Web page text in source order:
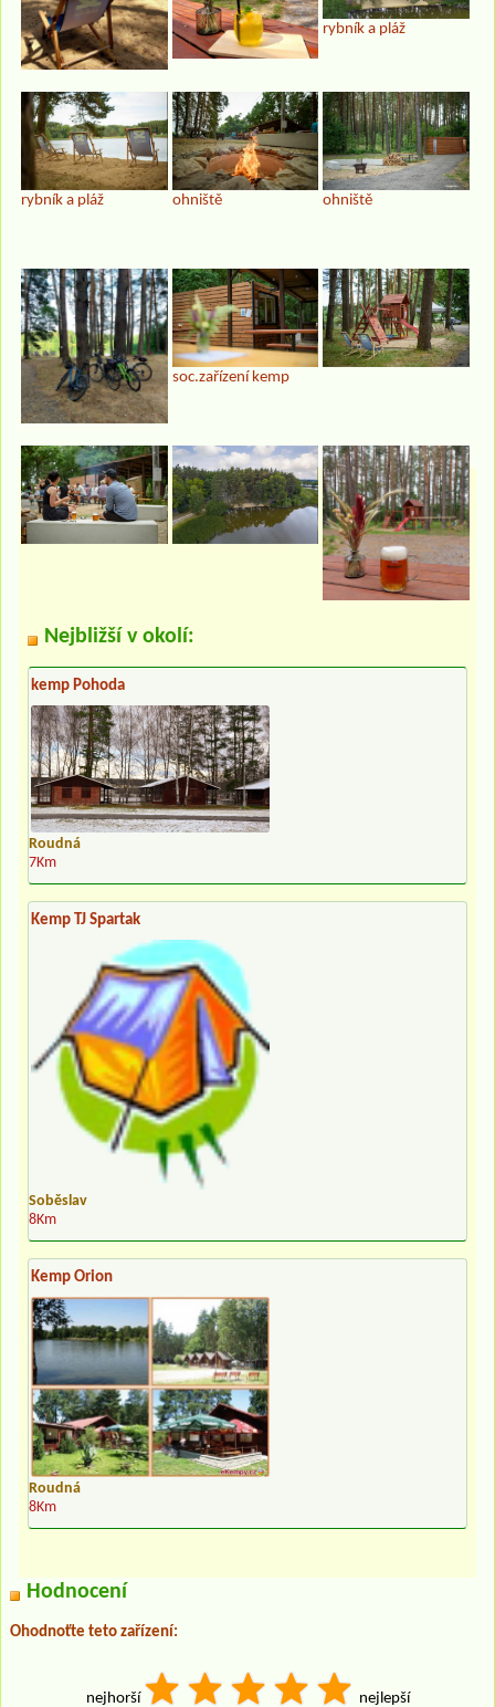
rybník a pláž
rybník a pláž ohniště ohniště
soc.zařízení kemp
Nejbližší v okolí:
kemp Pohoda
Roudná
7Km
Kemp TJ Spartak
Soběslav
8Km
Kemp Orion
Roudná
8Km
Hodnocení
Ohodnoťte teto zařízení:
nejhorší nejlepší